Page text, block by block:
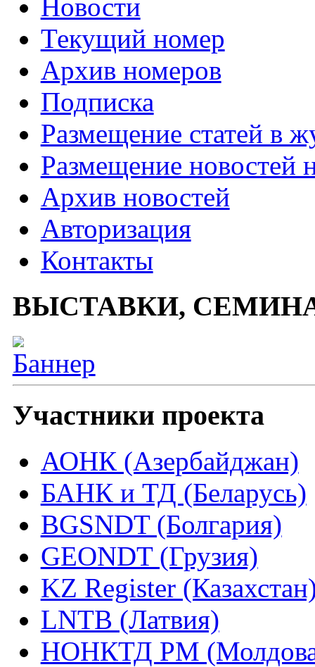
Новости
Текущий номер
Архив номеров
Подписка
Размещение статей в
Размещение новостей
Архив новостей
Авторизация
Контакты
ВЫСТАВКИ,
Участники проекта
АОНК (Азербайджан)
БАНК и ТД (Беларусь)
BGSNDT (Болгария)
GEONDT (Грузия)
KZ Register
LNTB (Латвия)
НОНКТД РМ